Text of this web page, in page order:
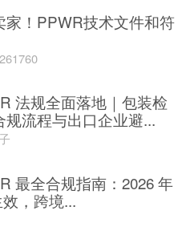
家！PPWR技术文件和符
法规全面落地｜包装检
规流程与出口企业避...
最全合规指南：2026 年
，跨境...